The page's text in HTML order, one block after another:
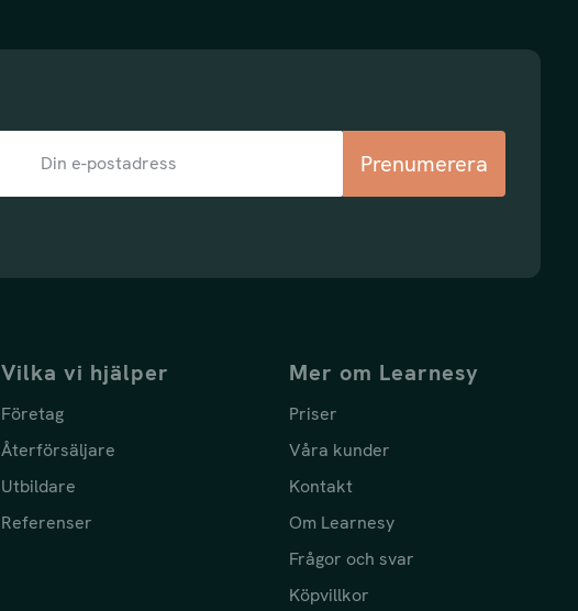
Prenumerera
Vilka vi hjälper
Företag
Återförsäljare
Utbildare
Referenser
Mer om Learnesy
Priser
Våra kunder
Kontakt
Om Learnesy
Frågor och svar
Köpvillkor